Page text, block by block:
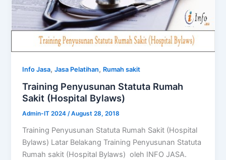
Info Jasa,Jasa Pelatihan, Rumah sakit
Training Penyusunan Statuta Rumah
Sakit (Hospital Bylaws)
Admin-IT 2024/August 28, 2018
Training Penyusunan Statuta Rumah Sakit (Hospital
Bylaws) Latar Belakang Training Penyusunan Statuta
Rumah sakit (Hospital Bylaws) oleh INFO JASA.